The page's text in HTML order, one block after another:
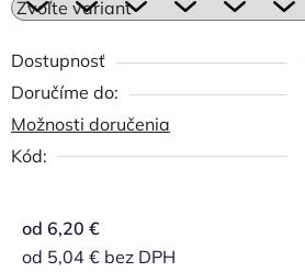
Dostupnosť
Možnosti doručenia
Kód:
od 6,20 €
od 5,04 € bez DPH